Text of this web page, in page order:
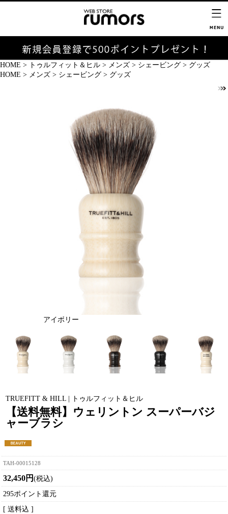
HOME > トゥルフィット＆ヒル > メンズ > シェービング > グッズ
HOME > メンズ > シェービング > グッズ
アイボリー
TRUEFITT & HILL | トゥルフィット＆ヒル
【送料無料】ウェリントン スーパーバジ
ャーブラシ
TAH-00015128
32,450円 (税込)
295ポイント還元
[ 送料込 ]